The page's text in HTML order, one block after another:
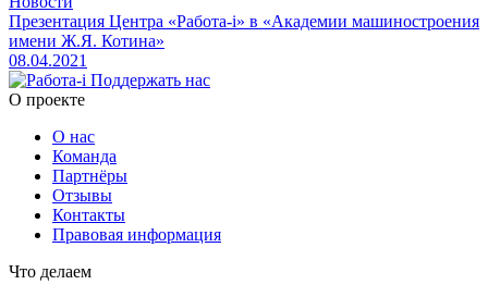
Презентация Центра «Работа-i» в «Академии машиностроения
имени Ж.Я. Котина»
08.04.2021
Поддержать нас
O проекте
О нас
Команда
Партнёры
Отзывы
Контакты
Правовая информация
Что делаем